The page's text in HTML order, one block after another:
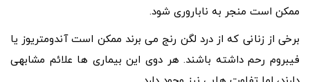
ممکن است منجر به ناباروری شود.
برخی از زنانی که از درد لگن رنج می برند ممکن است آندومتریوز یا
فیبروم رحم داشته باشند. هر دوی این بیماری ها علائم مشابهی